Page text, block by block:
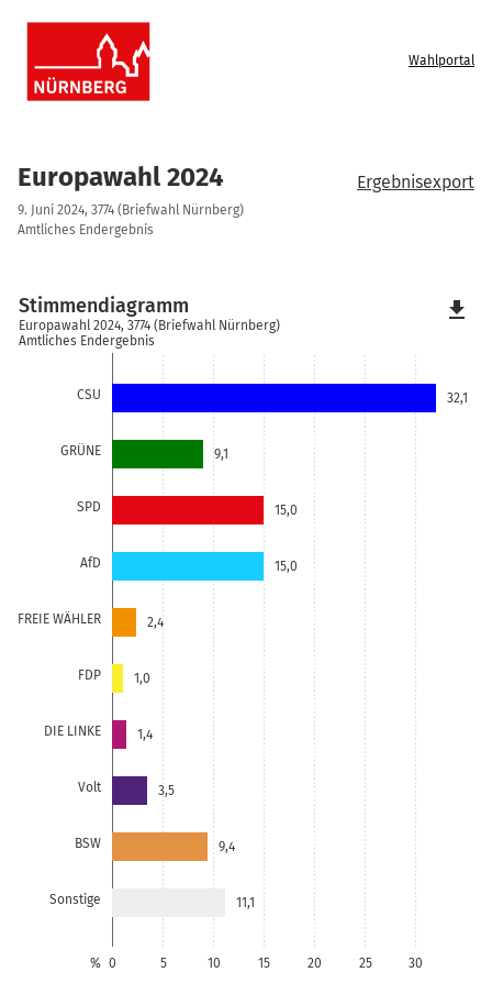
Wahlportal
Europawahl 2024
9. Juni 2024, 3774 (Briefwahl Nürnberg)
Amtliches Endergebnis
Ergebnisexport
CSU
GRÜNE
SPD
AfD
FREIE WÄHLER
FDP
DIE LINKE
Volt
BSW
Sonstige
0 5 10 15 20 25 30
%
32,1
9,1
15,0
15,0
2,4
1,0
1,4
3,5
9,4
11,1
Stimmendiagramm
Europawahl 2024, 3774 (Briefwahl Nürnberg)
Amtliches Endergebnis
file_download